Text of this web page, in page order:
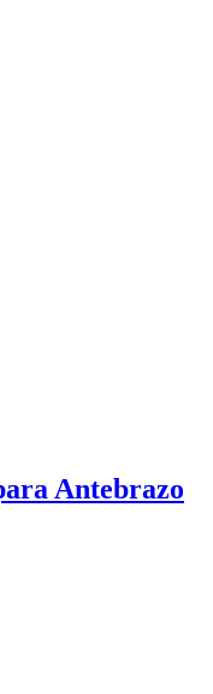
Antebrazo